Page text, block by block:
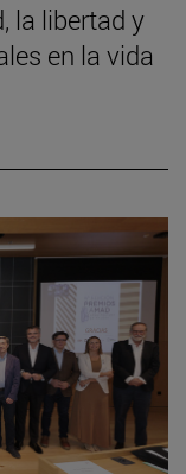
la libertad y
en la vida